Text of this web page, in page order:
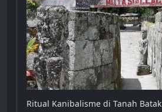
Ritual Kanibalisme di Tanah Batak